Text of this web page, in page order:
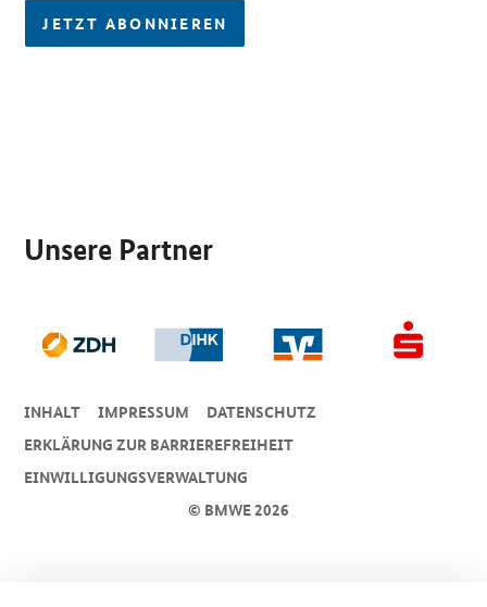
JETZT ABONNIEREN
Unsere Partner
© BMWE 2026
INHALT IMPRESSUM
DA­TEN­SCHUTZ
ERKLÄRUNG ZUR BARRIEREFREIHEIT
EINWILLIGUNGSVERWALTUNG